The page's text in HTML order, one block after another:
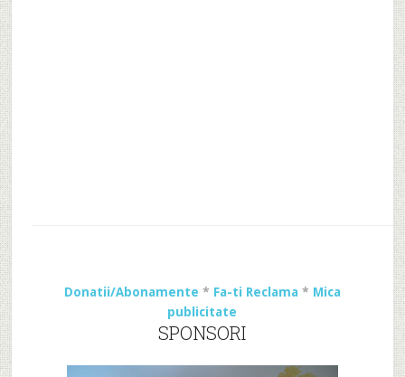
Donatii/Abonamente * Fa-ti Reclama * Mica
publicitate
SPONSORI